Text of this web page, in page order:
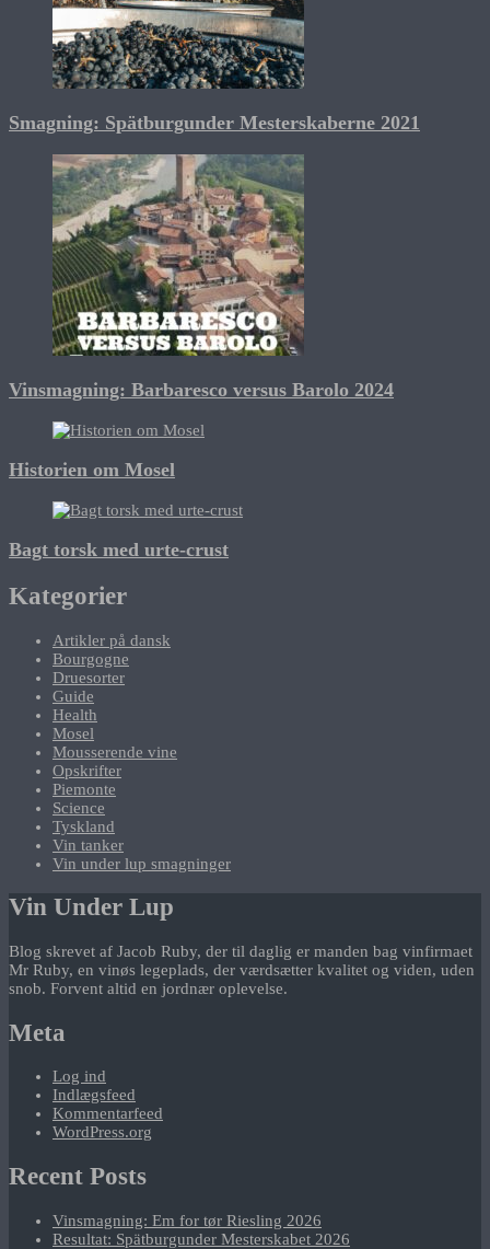
Smagning: Spätburgunder Mesterskaberne 2021
Vinsmagning: Barbaresco versus Barolo 2024
Historien om Mosel
Bagt torsk med urte-crust
Kategorier
Artikler på dansk
Bourgogne
Druesorter
Guide
Health
Mosel
Mousserende vine
Opskrifter
Piemonte
Science
Tyskland
Vin tanker
Vin under lup smagninger
Vin Under Lup
Blog skrevet af Jacob Ruby, der til daglig er manden bag vinfirmaet
Mr Ruby, en vinøs legeplads, der værdsætter kvalitet og viden, uden
snob. Forvent altid en jordnær oplevelse.
Meta
Log ind
Indlægsfeed
Kommentarfeed
WordPress.org
Recent Posts
Vinsmagning: Em for tør Riesling 2026
Resultat: Spätburgunder Mesterskabet 2026